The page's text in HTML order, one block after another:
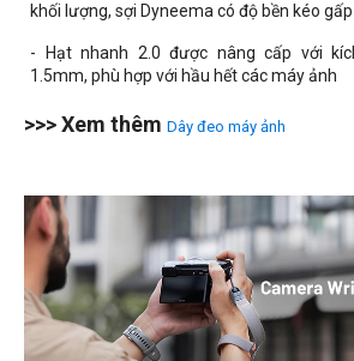
khối lượng, sợi Dyneema có độ bền kéo
- Hạt nhanh 2.0 được nâng cấp với
1.5mm, phù hợp với hầu hết các máy ảnh
>>> Xem thêm Dây đeo máy ảnh